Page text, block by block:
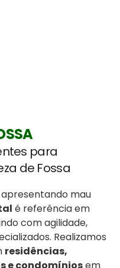
para
de Fossa
mau
é referência em
com agilidade,
Realizamos
residências,
e condomíniosem